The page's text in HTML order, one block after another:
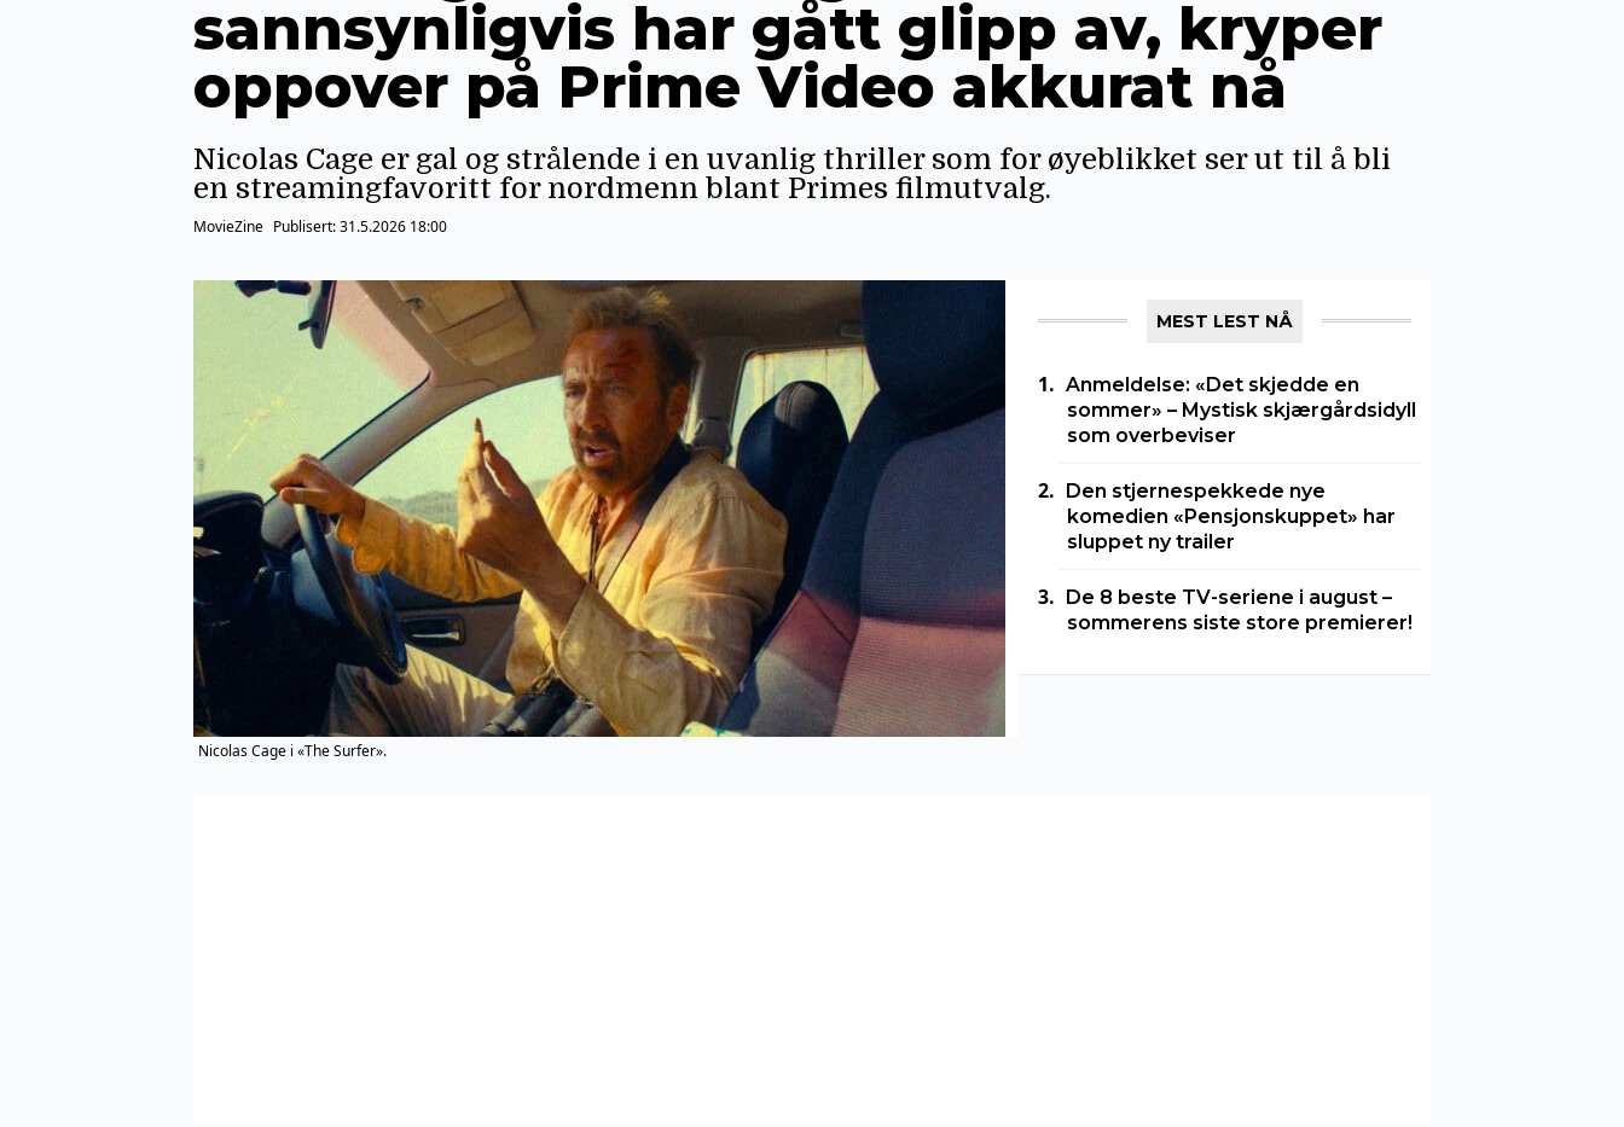
sannsynligvis har gått glipp av, kryper
oppover på Prime Video akkurat nå
Nicolas Cage er gal og strålende i en uvanlig thriller som for øyeblikket ser ut til å bli
en streamingfavoritt for nordmenn blant Primes filmutvalg.
MovieZine Publisert:31.5.2026 18:00
Nicolas Cage i «The Surfer».
MEST LEST NÅ
Anmeldelse: «Det skjedde en
sommer» – Mystisk skjærgårdsidyll
som overbeviser
Den stjernespekkede nye
komedien «Pensjonskuppet» har
sluppet ny trailer
De 8 beste TV-seriene i august –
sommerens siste store premierer!